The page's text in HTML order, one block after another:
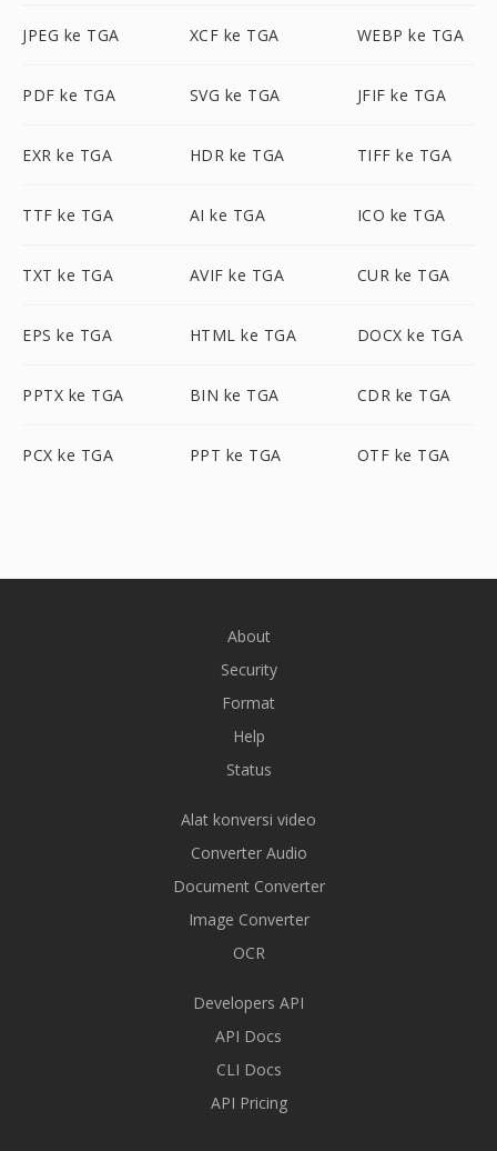
JPEG ke TGA XCF ke TGA WEBP ke TGA
PDF ke TGA SVG ke TGA JFIF ke TGA
EXR ke TGA HDR ke TGA TIFF ke TGA
TTF ke TGA AI ke TGA ICO ke TGA
TXT ke TGA AVIF ke TGA CUR ke TGA
EPS ke TGA HTML ke TGA DOCX ke TGA
PPTX ke TGA BIN ke TGA CDR ke TGA
PCX ke TGA PPT ke TGA OTF ke TGA
About
Security
Format
Help
Status
Alat konversi video
Converter Audio
Document Converter
Image Converter
OCR
Developers API
API Docs
CLI Docs
API Pricing